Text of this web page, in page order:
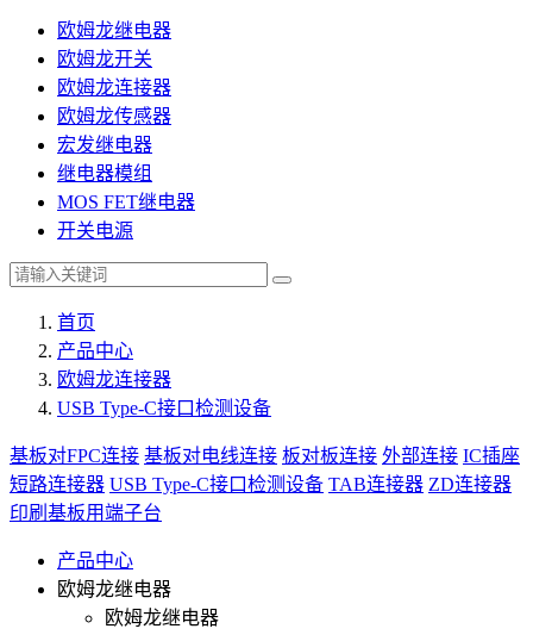
欧姆龙继电器
欧姆龙开关
欧姆龙连接器
欧姆龙传感器
宏发继电器
继电器模组
MOS FET继电器
开关电源
首页
产品中心
欧姆龙连接器
USB Type-C接口检测设备
基板对FPC连接 基板对电线连接 板对板连接 外部连接 IC插座
短路连接器 USB Type-C接口检测设备 TAB连接器 ZD连接器
印刷基板用端子台
产品中心
欧姆龙继电器
欧姆龙继电器